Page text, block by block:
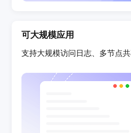
可大规模应用
支持大规模访问日志、多节点